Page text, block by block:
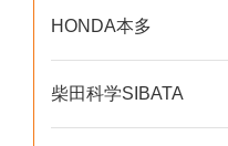
HONDA本多
柴田科学SIBATA